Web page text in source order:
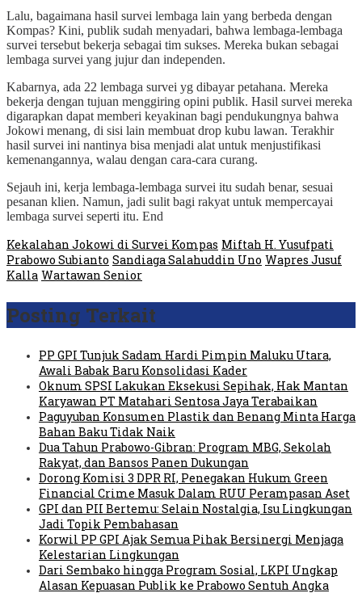
Lalu, bagaimana hasil survei lembaga lain yang berbeda dengan
Kompas? Kini, publik sudah menyadari, bahwa lembaga-lembaga
survei tersebut bekerja sebagai tim sukses. Mereka bukan sebagai
lembaga survei yang jujur dan independen.
Kabarnya, ada 22 lembaga survei yg dibayar petahana. Mereka
bekerja dengan tujuan menggiring opini publik. Hasil survei mereka
digarapkan dapat memberi keyakinan bagi pendukungnya bahwa
Jokowi menang, di sisi lain membuat drop kubu lawan. Terakhir
hasil survei ini nantinya bisa menjadi alat untuk menjustifikasi
kemenangannya, walau dengan cara-cara curang.
Sejauh ini, kerja lembaga-lembaga survei itu sudah benar, sesuai
pesanan klien. Namun, jadi sulit bagi rakyat untuk mempercayai
lembaga survei seperti itu. End
Kekalahan Jokowi di Survei Kompas Miftah H. Yusufpati
Prabowo Subianto Sandiaga Salahuddin Uno Wapres Jusuf
Kalla Wartawan Senior
Posting Terkait
PP GPI Tunjuk Sadam Hardi Pimpin Maluku Utara,
Awali Babak Baru Konsolidasi Kader
Oknum SPSI Lakukan Eksekusi Sepihak, Hak Mantan
Karyawan PT Matahari Sentosa Jaya Terabaikan
Paguyuban Konsumen Plastik dan Benang Minta Harga
Bahan Baku Tidak Naik
Dua Tahun Prabowo-Gibran: Program MBG, Sekolah
Rakyat, dan Bansos Panen Dukungan
Dorong Komisi 3 DPR RI, Penegakan Hukum Green
Financial Crime Masuk Dalam RUU Perampasan Aset
GPI dan PII Bertemu: Selain Nostalgia, Isu Lingkungan
Jadi Topik Pembahasan
Korwil PP GPI Ajak Semua Pihak Bersinergi Menjaga
Kelestarian Lingkungan
Dari Sembako hingga Program Sosial, LKPI Ungkap
Alasan Kepuasan Publik ke Prabowo Sentuh Angka